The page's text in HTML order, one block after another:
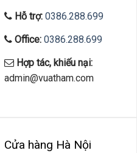
Hỗ trợ: 0386.288.699
Office: 0386.288.699
Hợp tác, khiếu nại:
admin@vuatham.com
Cửa hàng Hà Nội